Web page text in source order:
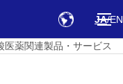
JA EN
医薬関連製品・サービス